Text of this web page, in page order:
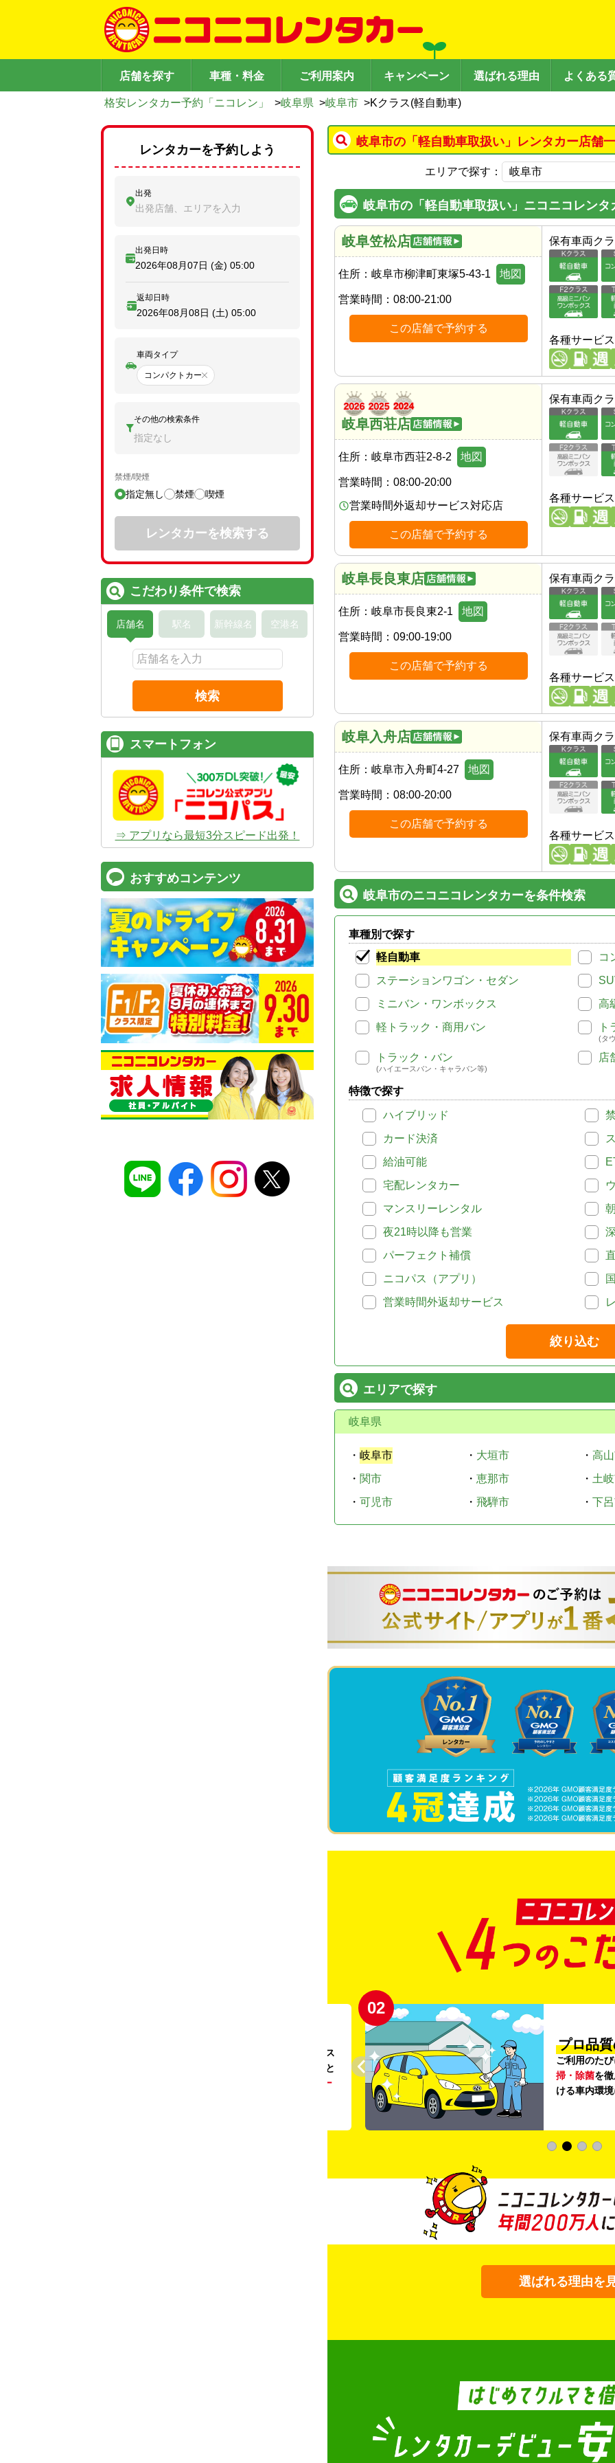
店舗を探す 車種・料金 ご利用案内 キャンペーン 選ばれる理由 よくある
格安レンタカー予約「ニコレン」 >岐阜県 >岐阜市 >Kクラス(軽自動車)
岐阜市の「軽自動車取扱い」レンタカー店舗
エリアで探す：
岐阜市の「軽自動車取扱い」ニコニコレンタ
岐阜笠松店
住所： 岐阜市柳津町東塚5-43-1 地図
営業時間： 08:00-21:00
この店舗で予約する
保有車両ク
各種サービス
岐阜西荘店
住所： 岐阜市西荘2-8-2 地図
営業時間： 08:00-20:00
営業時間外返却サービス対応店
この店舗で予約する
保有車両ク
各種サービス
岐阜長良東店
住所： 岐阜市長良東2-1 地図
営業時間： 09:00-19:00
この店舗で予約する
保有車両ク
各種サービス
岐阜入舟店
住所： 岐阜市入舟町4-27 地図
営業時間： 08:00-20:00
この店舗で予約する
保有車両ク
各種サービス
岐阜市のニコニコレンタカーを条件検索
車種別で探す
軽自動車
コ
ステーションワゴン・セダン
ミニバン・ワンボックス
高
軽トラック・商用バン
ト
(タ
トラック・バン
(ハイエースバン・キャラバン等)
店
特徴で探す
ハイブリッド
カード決済
給油可能
宅配レンタカー
マンスリーレンタル
夜21時以降も営業
パーフェクト補償
ニコパス（アプリ）
営業時間外返却サービス
絞り込む
エリアで探す
岐阜県
・ 岐阜市 ・ 大垣市 ・ 高
・ 関市 ・ 恵那市 ・ 土
・ 可児市 ・ 飛騨市 ・ 下
。ガソリンス
タンドや整備工場の既存インフラを活用すること
リー
02
プロ品
ご利用のた
掃・除菌を
ける車内環
選ばれる理由を
レンタカーを予約しよう
出発
出発店舗、エリアを入力
出発日時
2026年08月07日 (金) 05:00
返却日時
2026年08月08日 (土) 05:00
車両タイプ
コンパクトカー
その他の検索条件
指定なし
禁煙/喫煙
指定無し 禁煙 喫煙
レンタカーを検索する
こだわり条件で検索
店舗名 駅名 新幹線名 空港名
検索
スマートフォン
⇒ アプリなら最短3分スピード出発！
おすすめコンテンツ